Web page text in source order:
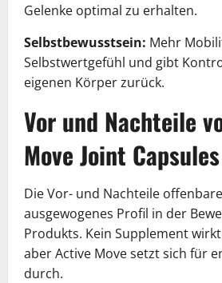
Gelenke optimal zu erhalten.
Selbstbewusstsein: Mehr
Selbstwertgefühl und gibt
eigenen Körper zurück.
Vor und Nachteile
Move Joint Capsules
Die Vor- und Nachteile
ausgewogenes Profil in der
Produkts. Kein Supplement
aber Active Move setzt sich für
durch.